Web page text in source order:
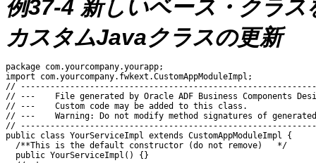
例37-4 新しいベース・クラ
カスタムJavaクラスの更新
package com.yourcompany.yourapp;
import com.yourcompany.fwkext.CustomAppModuleImpl;
//
// ---    File generated by Oracle ADF Business Components
// ---    Custom code may be added to this class.
// ---    Warning: Do not modify method signatures of generated
//
public class YourServiceImpl extends CustomAppModuleImpl {
  /**This is the default constructor (do not remove)   */
  public YourServiceImpl() {}